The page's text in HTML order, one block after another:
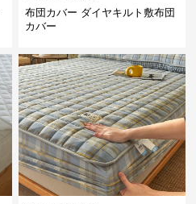
布団カバー ダイヤキルト敷布団
カバー